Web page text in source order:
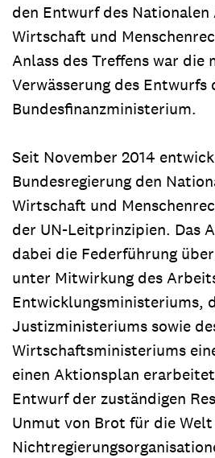
den Entwurf des
Wirtschaft und
Anlass des Treffens war die
Verwässerung des Entwurfs
Bundesfinanzministerium.
Seit November 2014
Bundesregierung den
Wirtschaft und
der UN-Leitprinzipien. Das
dabei die Federführung
unter Mitwirkung des
Entwicklungsministeriums,
Justizministeriums sowie
Wirtschaftsministeriums
einen Aktionsplan
Entwurf der zuständigen
Unmut von Brot für die